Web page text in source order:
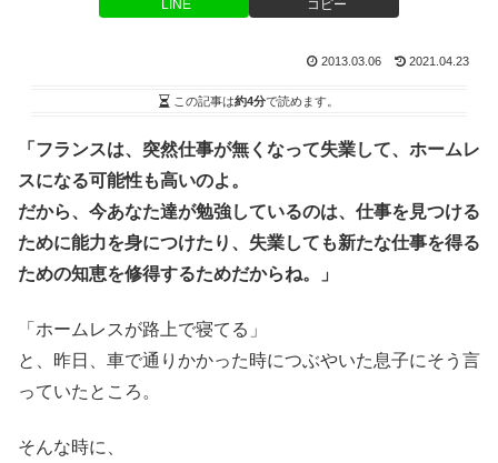
LINE コピー
2013.03.06 2021.04.23
この記事は約4分で読めます。
「フランスは、突然仕事が無くなって失業して、ホームレ
スになる可能性も高いのよ。
だから、今あなた達が勉強しているのは、仕事を見つける
ために能力を身につけたり、失業しても新たな仕事を得る
ための知恵を修得するためだからね。」
「ホームレスが路上で寝てる」
と、昨日、車で通りかかった時につぶやいた息子にそう言
っていたところ。
そんな時に、